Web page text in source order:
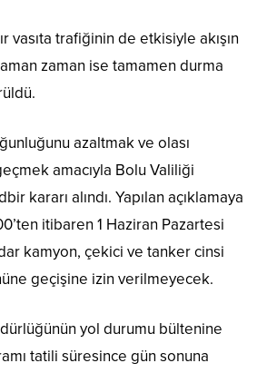
vasıta trafiğinin de etkisiyle akışın
zaman ise tamamen durma
azaltmak ve olası
amacıyla Bolu Valiliği
kararı alındı. Yapılan açıklamaya
itibaren 1 Haziran Pazartesi
kamyon, çekici ve tanker cinsi
geçişine izin verilmeyecek.
yol durumu bültenine
tatili süresince gün sonuna